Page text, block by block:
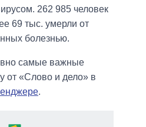
262 985 человек
69 тыс. умерли от
болезнью.
самые важные
от «Слово и дело» в
.